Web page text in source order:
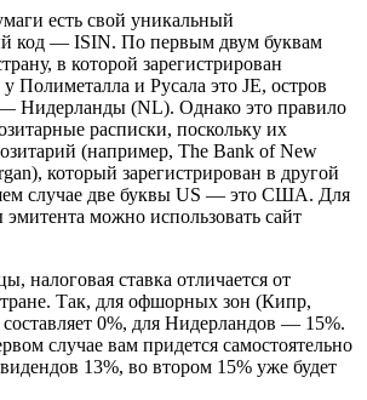
есть свой уникальный
код — ISIN. По первым двум буквам
в которой зарегистрирован
Полиметалла и Русала это JE, остров
Нидерланды (NL). Однако это правило
расписки, поскольку их
(например, The Bank of New
который зарегистрирован в другой
случае две буквы US — это США. Для
эмитента можно использовать сайт
налоговая ставка отличается от
Так, для офшорных зон (Кипр,
0%, для Нидерландов — 15%.
случае вам придется самостоятельно
13%, во втором 15% уже будет